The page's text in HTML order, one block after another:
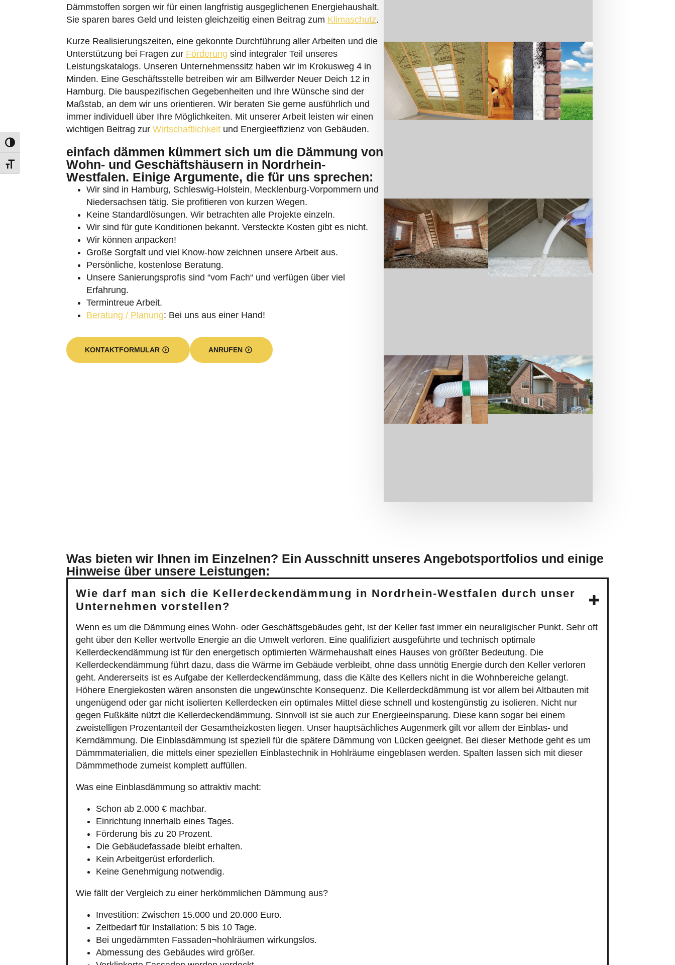
Umschalten auf hohe Kontraste
Schrift vergrößern
Dämmstoffen sorgen wir für einen langfristig ausgeglichenen Energiehaushalt.
Sie sparen bares Geld und leisten gleichzeitig einen Beitrag zum Klimaschutz.
Kurze Realisierungszeiten, eine gekonnte Durchführung aller Arbeiten und die
Unterstützung bei Fragen zur Förderung sind integraler Teil unseres
Leistungskatalogs. Unseren Unternehmenssitz haben wir im Krokusweg 4 in
Minden. Eine Geschäftsstelle betreiben wir am Billwerder Neuer Deich 12 in
Hamburg. Die bauspezifischen Gegebenheiten und Ihre Wünsche sind der
Maßstab, an dem wir uns orientieren. Wir beraten Sie gerne ausführlich und
immer individuell über Ihre Möglichkeiten. Mit unserer Arbeit leisten wir einen
wichtigen Beitrag zur Wirtschaftlichkeit und Energieeffizienz von Gebäuden.
einfach dämmen kümmert sich um die Dämmung von
Wohn- und Geschäftshäusern in Nordrhein-
Westfalen. Einige Argumente, die für uns sprechen:
Wir sind in Hamburg, Schleswig-Holstein, Mecklenburg-Vorpommern und
Niedersachsen tätig. Sie profitieren von kurzen Wegen.
Keine Standardlösungen. Wir betrachten alle Projekte einzeln.
Wir sind für gute Konditionen bekannt. Versteckte Kosten gibt es nicht.
Wir können anpacken!
Große Sorgfalt und viel Know-how zeichnen unsere Arbeit aus.
Persönliche, kostenlose Beratung.
Unsere Sanierungsprofis sind “vom Fach“ und verfügen über viel
Erfahrung.
Termintreue Arbeit.
Beratung / Planung: Bei uns aus einer Hand!
KONTAKTFORMULAR ANRUFEN
Was bieten wir Ihnen im Einzelnen? Ein Ausschnitt unseres Angebotsportfolios und einige
Hinweise über unsere Leistungen:
Wie darf man sich die Kellerdeckendämmung in Nordrhein-Westfalen durch unser
Unternehmen vorstellen?
Wenn es um die Dämmung eines Wohn- oder Geschäftsgebäudes geht, ist der Keller fast immer ein neuraligischer Punkt. Sehr oft
geht über den Keller wertvolle Energie an die Umwelt verloren. Eine qualifiziert ausgeführte und technisch optimale
Kellerdeckendämmung ist für den energetisch optimierten Wärmehaushalt eines Hauses von größter Bedeutung. Die
Kellerdeckendämmung führt dazu, dass die Wärme im Gebäude verbleibt, ohne dass unnötig Energie durch den Keller verloren
geht. Andererseits ist es Aufgabe der Kellerdeckendämmung, dass die Kälte des Kellers nicht in die Wohnbereiche gelangt.
Höhere Energiekosten wären ansonsten die ungewünschte Konsequenz. Die Kellerdeckdämmung ist vor allem bei Altbauten mit
ungenügend oder gar nicht isolierten Kellerdecken ein optimales Mittel diese schnell und kostengünstig zu isolieren. Nicht nur
gegen Fußkälte nützt die Kellerdeckendämmung. Sinnvoll ist sie auch zur Energieeinsparung. Diese kann sogar bei einem
zweistelligen Prozentanteil der Gesamtheizkosten liegen. Unser hauptsächliches Augenmerk gilt vor allem der Einblas- und
Kerndämmung. Die Einblasdämmung ist speziell für die spätere Dämmung von Lücken geeignet. Bei dieser Methode geht es um
Dämmmaterialien, die mittels einer speziellen Einblastechnik in Hohlräume eingeblasen werden. Spalten lassen sich mit dieser
Dämmmethode zumeist komplett auffüllen.
Was eine Einblasdämmung so attraktiv macht:
Schon ab 2.000 € machbar.
Einrichtung innerhalb eines Tages.
Förderung bis zu 20 Prozent.
Die Gebäudefassade bleibt erhalten.
Kein Arbeitgerüst erforderlich.
Keine Genehmigung notwendig.
Wie fällt der Vergleich zu einer herkömmlichen Dämmung aus?
Investition: Zwischen 15.000 und 20.000 Euro.
Zeitbedarf für Installation: 5 bis 10 Tage.
Bei ungedämmten Fassaden¬hohlräumen wirkungslos.
Abmessung des Gebäudes wird größer.